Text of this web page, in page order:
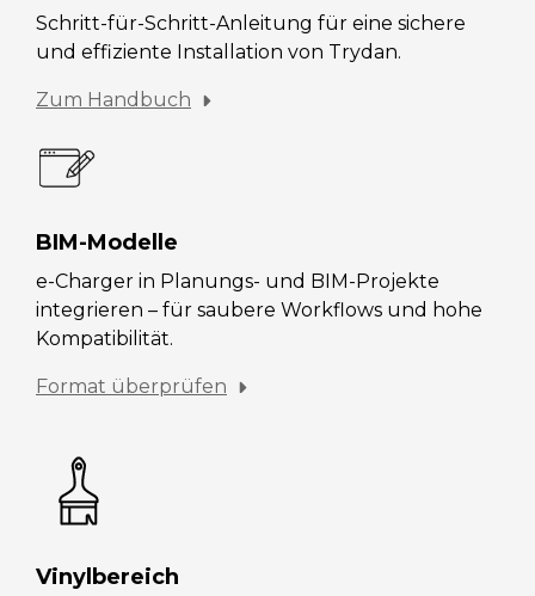
Schritt-für-Schritt-Anleitung für eine sichere
und effiziente Installation von Trydan.
Zum Handbuch
BIM-Modelle
e-Charger in Planungs- und BIM-Projekte
integrieren – für saubere Workflows und hohe
Kompatibilität.
Format überprüfen
Vinylbereich